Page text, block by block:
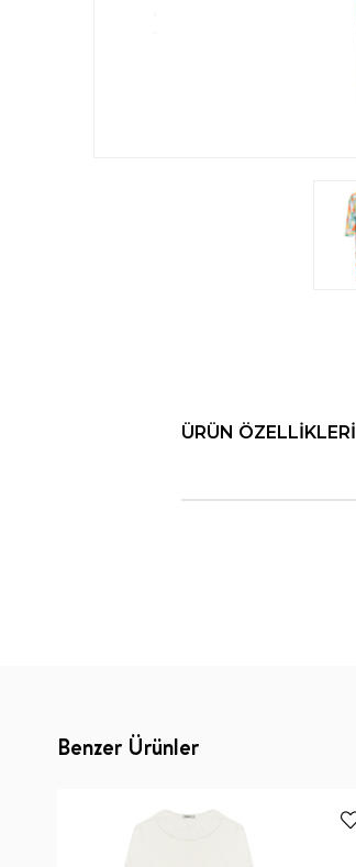
ÜRÜN ÖZELLIKLERI
Benzer Ürünler